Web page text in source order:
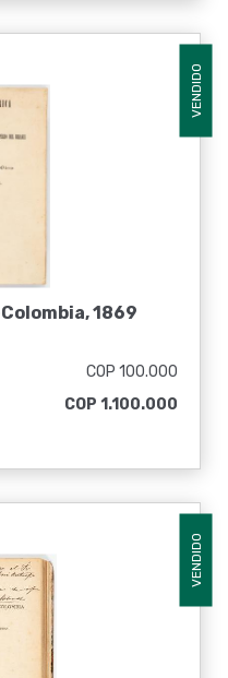
VENDIDO
1869
COP 100.000
COP 1.100.000
VENDIDO